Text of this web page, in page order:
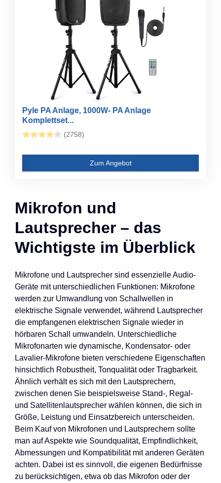
Pyle PA Anlage, 1000W- PA Anlage
Komplettset...
(2758)
Zum Angebot
Mikrofon und
Lautsprecher – das
Wichtigste im Überblick
Mikrofone und Lautsprecher sind essenzielle Audio-
Geräte mit unterschiedlichen Funktionen: Mikrofone
werden zur Umwandlung von Schallwellen in
elektrische Signale verwendet, während Lautsprecher
die empfangenen elektrischen Signale wieder in
hörbaren Schall umwandeln. Unterschiedliche
Mikrofonarten wie dynamische, Kondensator- oder
Lavalier-Mikrofone bieten verschiedene Eigenschaften
hinsichtlich Robustheit, Tonqualität oder Tragbarkeit.
Ähnlich verhält es sich mit den Lautsprechern,
zwischen denen Sie beispielsweise Stand-, Regal-
und Satellitenlautsprecher wählen können, die sich in
Größe, Leistung und Einsatzbereich unterscheiden.
Beim Kauf von Mikrofonen und Lautsprechern sollte
man auf Aspekte wie Soundqualität, Empfindlichkeit,
Abmessungen und Kompatibilität mit anderen Geräten
achten. Dabei ist es sinnvoll, die eigenen Bedürfnisse
zu berücksichtigen, etwa ob das Mikrofon oder der